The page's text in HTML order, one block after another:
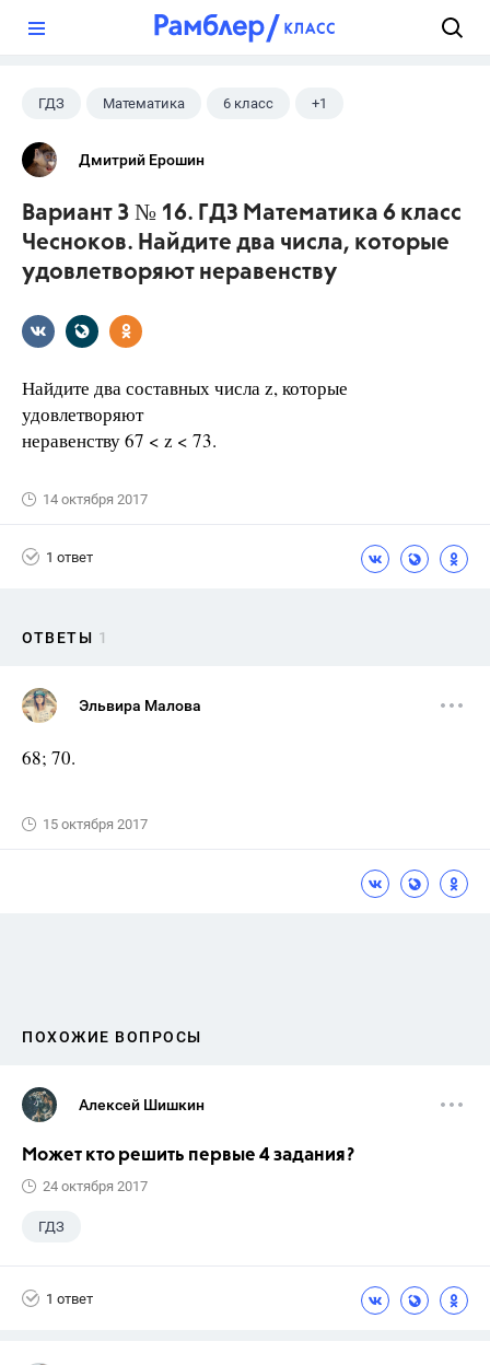
ГДЗ Математика 6 класс +1
Чесноков А.С.
Дмитрий Ерошин
Вариант 3 № 16. ГДЗ Математика 6 класс
Чесноков. Найдите два числа, которые
удовлетворяют неравенству
Найдите два составных числа z, которые
удовлетворяют
неравенству 67 < z < 73.
14 октября 2017
1 ответ
ОТВЕТЫ 1
Эльвира Малова
68; 70.
15 октября 2017
ПОХОЖИЕ ВОПРОСЫ
Алексей Шишкин
Может кто решить первые 4 задания?
24 октября 2017
ГДЗ
1 ответ